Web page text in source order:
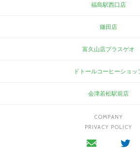
福島駅西口店
鎌田店
富久山店プラスゲオ
ドトールコーヒーショッ
会津若松駅前店
COMPANY
PRIVACY POLICY